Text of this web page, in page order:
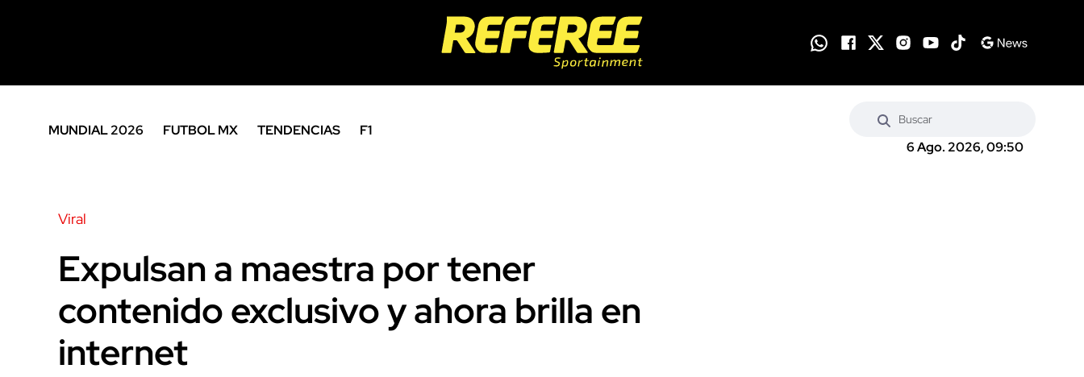
MUNDIAL 2026 FUTBOL MX TENDENCIAS
F1
6 Ago. 2026, 09:50
Viral
Expulsan a maestra por tener
contenido exclusivo y ahora brilla en
internet